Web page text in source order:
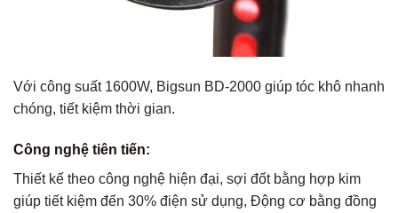
Với công suất 1600W, Bigsun BD-2000 giúp tóc khô nhanh
chóng, tiết kiệm thời gian.
Công nghệ tiên tiến:
Thiết kế theo công nghệ hiện đại, sợi đốt bằng hợp kim
giúp tiết kiệm đến 30% điện sử dụng, Động cơ bằng đồng